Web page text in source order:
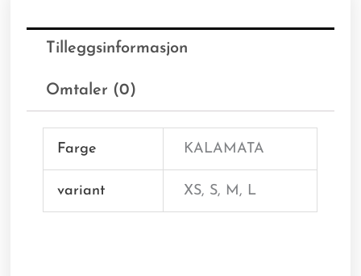
Tilleggsinformasjon
Omtaler (0)
Farge KALAMATA
variant XS, S, M, L